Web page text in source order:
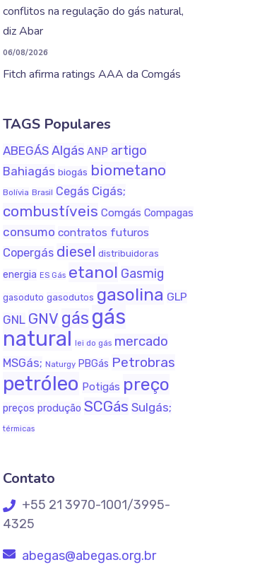
conflitos na regulação do gás natural,
diz Abar
06/08/2026
Fitch afirma ratings AAA da Comgás
TAGS Populares
ABEGÁS Algás ANP artigo
Bahiagás biogás biometano
Bolívia Brasil Cegás Cigás;
combustíveis Comgás Compagas
consumo contratos futuros
Copergás diesel distribuidoras
energia ES Gás etanol Gasmig
gasoduto gasodutos gasolina GLP
GNL GNV gás gás
natural lei do gás mercado
MSGás; Naturgy PBGás Petrobras
petróleo Potigás preço
preços produção SCGás Sulgás;
térmicas
Contato
+55 21 3970-1001/3995-
4325
abegas@abegas.org.br